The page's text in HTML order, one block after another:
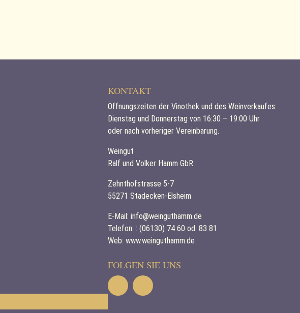
KONTAKT
Öffnungszeiten der Vinothek und des Weinverkaufes:
Dienstag und Donnerstag von 16:30 – 19:00 Uhr
oder nach vorheriger Vereinbarung.
Weingut
Ralf und Volker Hamm GbR
Zehnthofstrasse 5-7
55271 Stadecken-Elsheim
E-Mail: info@weinguthamm.de
Telefon: : (06130) 74 60 od. 83 81
Web: www.weinguthamm.de
FOLGEN SIE UNS